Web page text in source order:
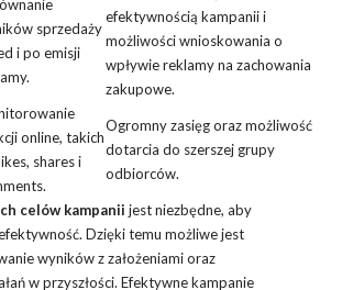
sprzedaży
i po emisji
efektywnością kampanii i
możliwości wnioskowania o
wpływie reklamy na zachowania
zakupowe.
online, takich
shares i
Ogromny zasięg oraz możliwość
dotarcia do szerszej grupy
odbiorców.
celów kampanii jest niezbędne, aby
Dzięki temu możliwe jest
wyników z założeniami oraz
w przyszłości. Efektywne kampanie